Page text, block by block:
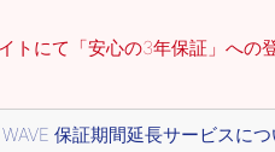
トにて「安心の3年保証」への
保証期間延長サービスにつ